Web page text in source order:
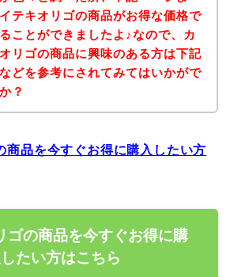
テキオリゴの商品がお得な価格で
ことができましたよ♪なので、カ
リゴの商品に興味のある方は下記
どを参考にされてみてはいかがで
？
商品を今すぐお得に購入したい方
ゴの商品を今すぐお得に購
たい方はこちら